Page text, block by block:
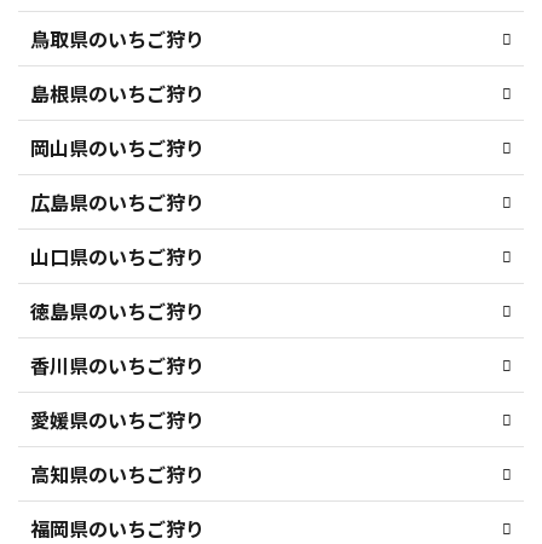
鳥取県のいちご狩り
島根県のいちご狩り
岡山県のいちご狩り
広島県のいちご狩り
山口県のいちご狩り
徳島県のいちご狩り
香川県のいちご狩り
愛媛県のいちご狩り
高知県のいちご狩り
福岡県のいちご狩り